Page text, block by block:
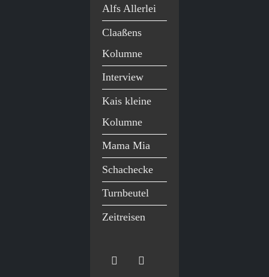
Alfs Allerlei
Claaßens
Kolumne
Interview
Kais kleine
Kolumne
Mama Mia
Schachecke
Turnbeutel
Zeitreisen